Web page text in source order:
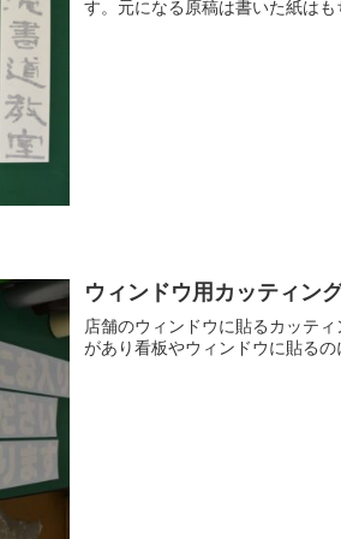
す。元になる原稿は書いた紙は
ウィンドウ用カッティン
店舗のウィンドウに貼るカッテ
があり看板やウィンドウに貼る